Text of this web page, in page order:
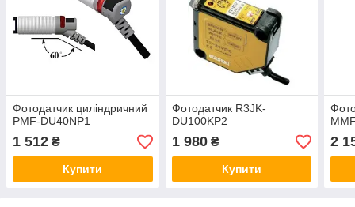
Фотодатчик циліндричний
PMF-DU40NP1
1 512 ₴
Купити
Фотодатчик R3JK-
DU100KP2
1 980₴
Купити
2